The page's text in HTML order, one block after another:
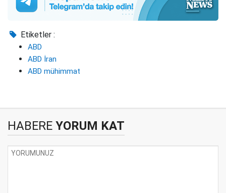
Etiketler :
ABD
ABD İran
ABD mühimmat
HABERE YORUM KAT